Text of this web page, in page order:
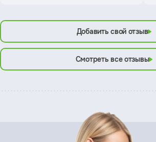
Добавить свой отзыв
Смотреть все отзывы